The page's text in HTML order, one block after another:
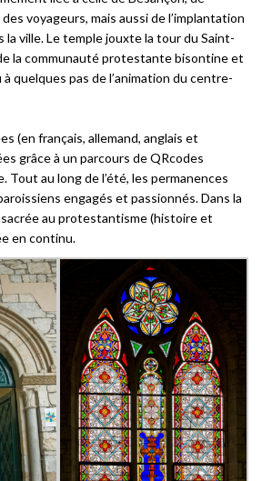
voyageurs, mais aussi de l’implantation
ville. Le temple jouxte la tour du Saint-
la communauté protestante bisontine et
quelques pas de l’animation du centre-
(en français, allemand, anglais et
grâce à un parcours de QRcodes
Tout au long de l’été, les permanences
engagés et passionnés. Dans la
au protestantisme (histoire et
en continu.